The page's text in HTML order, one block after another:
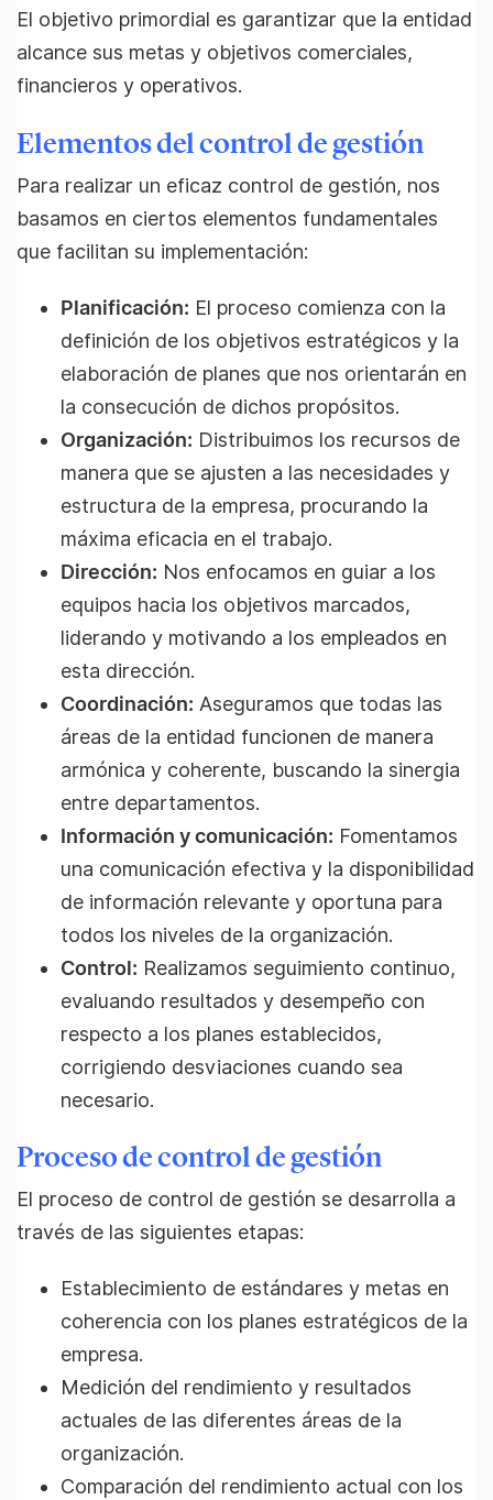
El objetivo primordial es garantizar que la entidad
alcance sus metas y objetivos comerciales,
financieros y operativos.
Elementos del control de gestión
Para realizar un eficaz control de gestión, nos
basamos en ciertos elementos fundamentales
que facilitan su implementación:
Planificación: El proceso comienza con la
definición de los objetivos estratégicos y la
elaboración de planes que nos orientarán en
la consecución de dichos propósitos.
Organización: Distribuimos los recursos de
manera que se ajusten a las necesidades y
estructura de la empresa, procurando la
máxima eficacia en el trabajo.
Dirección: Nos enfocamos en guiar a los
equipos hacia los objetivos marcados,
liderando y motivando a los empleados en
esta dirección.
Coordinación: Aseguramos que todas las
áreas de la entidad funcionen de manera
armónica y coherente, buscando la sinergia
entre departamentos.
Información y comunicación: Fomentamos
una comunicación efectiva y la disponibilidad
de información relevante y oportuna para
todos los niveles de la organización.
Control: Realizamos seguimiento continuo,
evaluando resultados y desempeño con
respecto a los planes establecidos,
corrigiendo desviaciones cuando sea
necesario.
Proceso de control de gestión
El proceso de control de gestión se desarrolla a
través de las siguientes etapas:
Establecimiento de estándares y metas en
coherencia con los planes estratégicos de la
empresa.
Medición del rendimiento y resultados
actuales de las diferentes áreas de la
organización.
Comparación del rendimiento actual con los